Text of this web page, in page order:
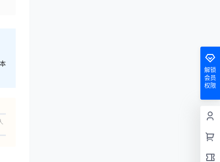
解锁
会员
权限